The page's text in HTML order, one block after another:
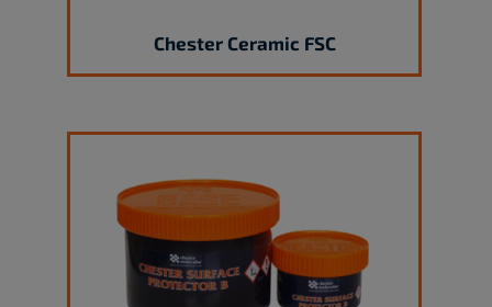
Chester Ceramic FSC